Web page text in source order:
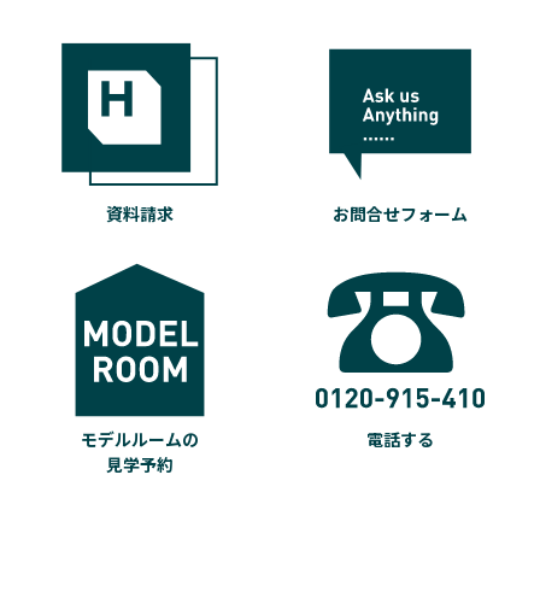
資料請求 お問合せフォーム
モデルルームの
見学予約
電話する